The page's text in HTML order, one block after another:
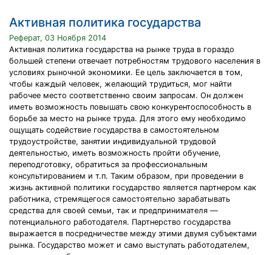
Активная политика государства
Реферат, 03 Ноября 2014
Активная политика государства на рынке труда в гораздо
большей степени отвечает потребностям трудового населения в
условиях рыночной экономики. Ее цель заключается в том,
чтобы каждый человек, желающий трудиться, мог найти
рабочее место соответственно своим запросам. Он должен
иметь возможность повышать свою конкурентоспособность в
борьбе за место на рынке труда. Для этого ему необходимо
ощущать содействие государства в самостоятельном
трудоустройстве, занятии индивидуальной трудовой
деятельностью, иметь возможность пройти обучение,
переподготовку, обратиться за профессиональным
консультированием и т.п. Таким образом, при проведении в
жизнь активной политики государство является партнером как
работника, стремящегося самостоятельно зарабатывать
средства для своей семьи, так и предпринимателя —
потенциального работодателя. Партнерство государства
выражается в посредничестве между этими двумя субъектами
рынка. Государство может и само выступать работодателем,